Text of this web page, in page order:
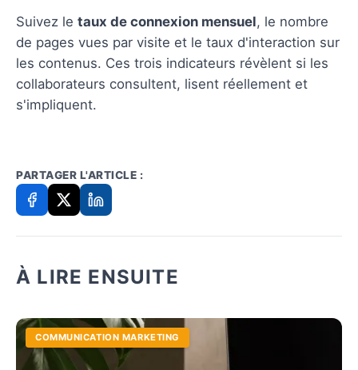
Suivez le taux de connexion mensuel, le nombre
de pages vues par visite et le taux d'interaction sur
les contenus. Ces trois indicateurs révèlent si les
collaborateurs consultent, lisent réellement et
s'impliquent.
PARTAGER L'ARTICLE :
À LIRE ENSUITE
COMMUNICATION MARKETING